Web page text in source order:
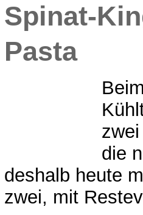
Spinat-
Pasta
die
deshalb heute
zwei, mit